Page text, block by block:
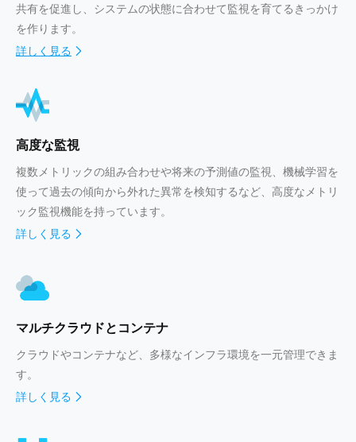
共有を促進し、システムの状態に合わせて監視を育てるきっかけ
を作ります。
詳しく見る
高度な監視
複数メトリックの組み合わせや将来の予測値の監視、機械学習を
使って過去の傾向から外れた異常を検知するなど、高度なメトリ
ック監視機能を持っています。
詳しく見る
マルチクラウドとコンテナ
クラウドやコンテナなど、多様なインフラ環境を一元管理できま
す。
詳しく見る